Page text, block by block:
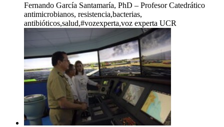
Fernando García Santamaría, PhD – Profesor Catedrático
antimicrobianos, resistencia,bacterias,
antibióticos,salud,#vozexperta,voz experta UCR